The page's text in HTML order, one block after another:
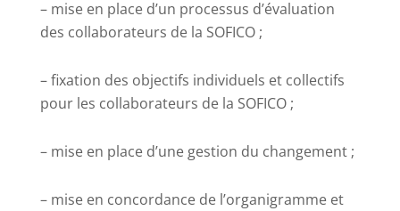
– mise en place d’un processus d’évaluation
des collaborateurs de la SOFICO ;
– fixation des objectifs individuels et collectifs
pour les collaborateurs de la SOFICO ;
– mise en place d’une gestion du changement ;
– mise en concordance de l’organigramme et